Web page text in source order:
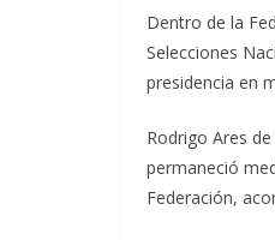
Dentro de la
Selecciones
presidencia en
Rodrigo Ares
permaneció
Federación,